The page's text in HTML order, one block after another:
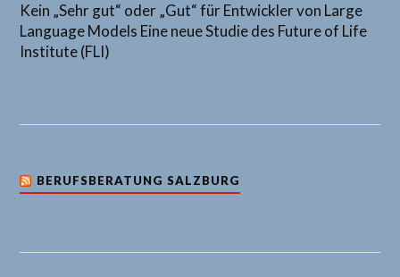
Kein „Sehr gut“ oder „Gut“ für Entwickler von Large
Language Models Eine neue Studie des Future of Life
Institute (FLI)
BERUFSBERATUNG SALZBURG